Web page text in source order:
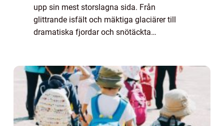
upp sin mest storslagna sida. Från
glittrande isfält och mäktiga glaciärer till
dramatiska fjordar och snötäckta